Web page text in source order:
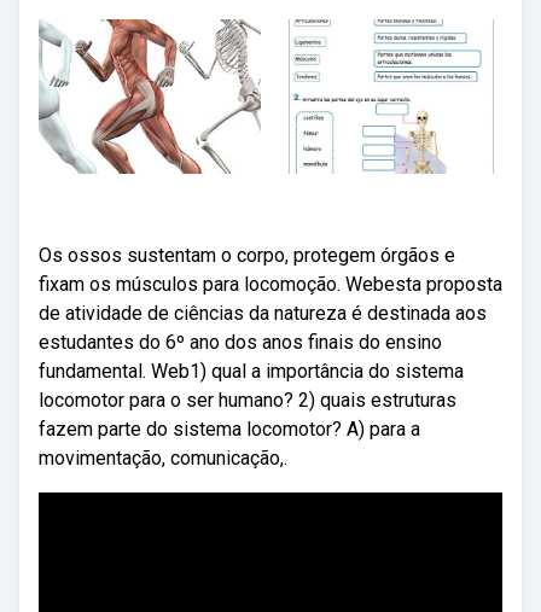
Os ossos sustentam o corpo, protegem órgãos e
fixam os músculos para locomoção. Webesta proposta
de atividade de ciências da natureza é destinada aos
estudantes do 6º ano dos anos finais do ensino
fundamental. Web1) qual a importância do sistema
locomotor para o ser humano? 2) quais estruturas
fazem parte do sistema locomotor? A) para a
movimentação, comunicação,.